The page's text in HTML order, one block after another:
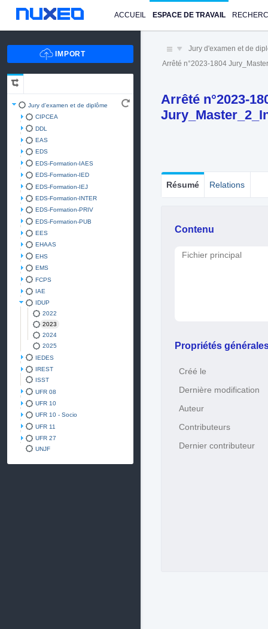
ACCUEIL ESPACE DE TRAVAIL
Jury d'examen et de diplôme
CIPCEA
DDL
EAS
EDS
EDS-Formation-IAES
EDS-Formation-IED
EDS-Formation-IEJ
EDS-Formation-INTER
EDS-Formation-PRIV
EDS-Formation-PUB
EES
EHAAS
EHS
EMS
FCPS
IAE
IDUP
2022
2023
2024
2025
IEDES
IREST
ISST
UFR 08
UFR 10
UFR 10 - Socio
UFR 11
UFR 27
UNJF
Jury d'examen et de
Arrêté n°2023-1804
Arrêté n°2023-
Résumé Relations
Contenu
Fichier principal
Propriétés
Créé le
Dernière modification
Auteur
Contributeurs
Dernier contributeur